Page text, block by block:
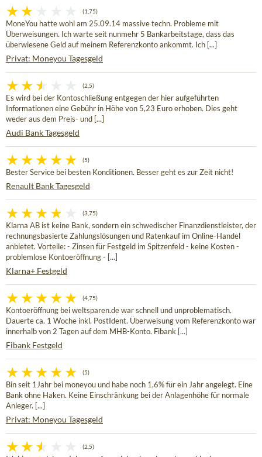
(1,75)
MoneYou hatte wohl am 25.09.14 massive techn. Probleme mit
Überweisungen. Ich warte seit nunmehr 5 Bankarbeitstage, dass das
überwiesene Geld auf meinem Referenzkonto ankommt. Ich [...]
Privat: Moneyou Tagesgeld
(2,5)
Es wird bei der Kontoschließung entgegen der hier aufgeführten
Informationen eine Gebühr in Höhe von 5,23 Euro erhoben. Dies geht
weder aus dem Preis- und [...]
Audi Bank Tagesgeld
(5)
Bester Service bei besten Konditionen. Besser geht es zur Zeit nicht!
Renault Bank Tagesgeld
(3,75)
Klarna AB ist keine Bank, sondern ein schwedischer Finanzdienstleister, der
rechnungsbasierte Zahlungslösungen und Ratenkauf im Online-Handel
anbietet. Vorteile: - Zinsen für Festgeld im Spitzenfeld - keine Kosten -
problemlose Kontoeröffnung - [...]
Klarna+ Festgeld
(4,75)
Kontoeröffnung bei weltsparen.de war schnell und unproblematisch.
Dauerte ca. 1 Woche inkl. PostIdent. Überweisung vom Referenzkonto war
innerhalb von 2 Tagen auf dem MHB-Konto. Fibank [...]
Fibank Festgeld
(5)
Bin seit 1Jahr bei moneyou und habe noch 1,6% für ein Jahr angelegt. Eine
Bank ohne Haken. Keine Einschränkung bei der Anlagenhöhe für normale
Anleger. [...]
Privat: Moneyou Tagesgeld
(2,5)